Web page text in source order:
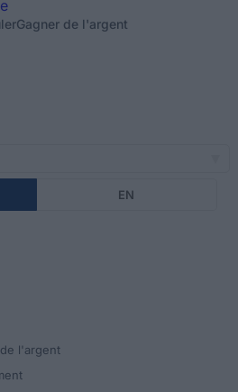
Gagner de l'argent
EN
l'argent